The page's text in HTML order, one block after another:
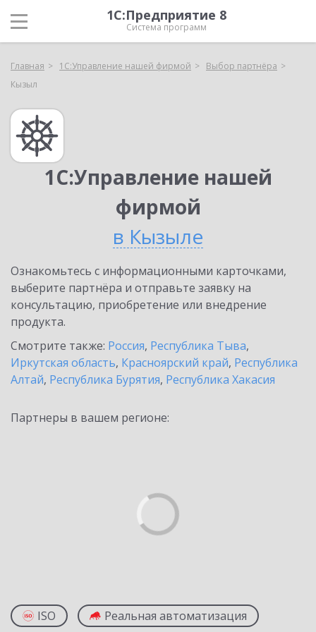
1С:Предприятие 8
Система программ
Главная 1С:Управление нашей фирмой
Выбор партнёра
Кызыл
1С:Управление нашей
фирмой
в Кызыле
Ознакомьтесь с информационными карточками,
выберите партнёра и отправьте заявку на
консультацию, приобретение или внедрение
продукта.
Смотрите также: Россия, Республика Тыва,
Иркутская область, Красноярский край, Республика
Алтай, Республика Бурятия, Республика Хакасия
Партнеры в вашем регионе:
ISO Реальная автоматизация